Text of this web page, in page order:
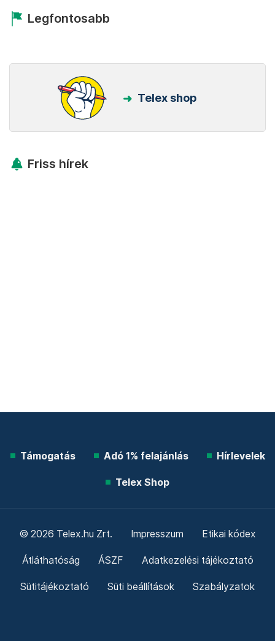
Legfontosabb
Telex shop
Friss hírek
Támogatás Adó 1% felajánlás Hírlevelek
Telex Shop
© 2026 Telex.hu Zrt. Impresszum Etikai kódex
Átláthatóság ÁSZF Adatkezelési tájékoztató
Sütitájékoztató Süti beállítások Szabályzatok